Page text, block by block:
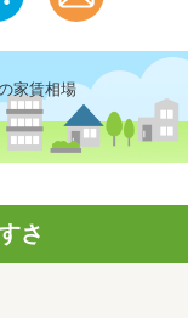
家賃相場
さ